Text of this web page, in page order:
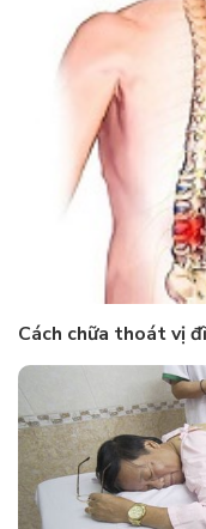
Cách chữa thoát vị